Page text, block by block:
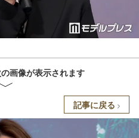
画像が表示されます
記事に戻る